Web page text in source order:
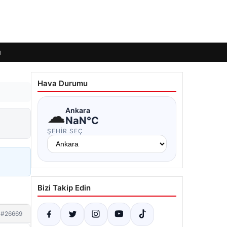
#26669
Hava Durumu
☁Ankara
NaN°C
ŞEHIR SEÇ
Bizi Takip Edin